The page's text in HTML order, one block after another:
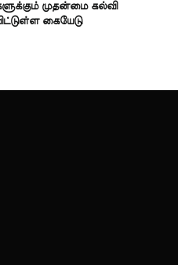
முதன்மை கல்வி
கையேடு